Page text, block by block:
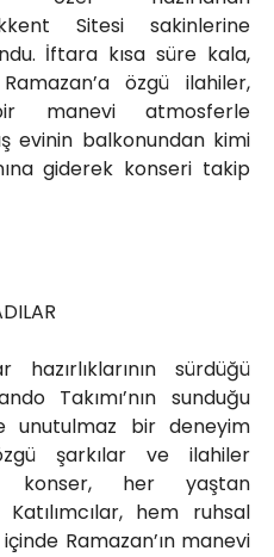
Sitesi sakinlerine
İftara kısa süre kala,
özgü ilahiler,
manevi atmosferle
evinin balkonundan kimi
giderek konseri takip
sürdüğü
Takımı’nın sunduğu
unutulmaz bir deneyim
şarkılar ve ilahiler
konser, her yaştan
hem ruhsal
Ramazan’ın manevi